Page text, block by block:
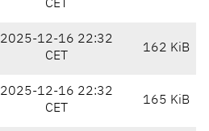
CET
2025-12-16 22:32
CET
162 KiB
2025-12-16 22:32
CET
165 KiB